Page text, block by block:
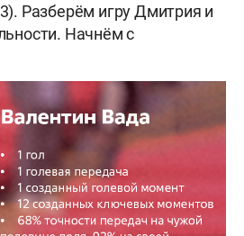
Разберём игру Дмитрия и
Начнём с